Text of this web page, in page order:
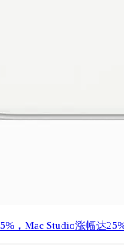
，Mac Studio涨幅达